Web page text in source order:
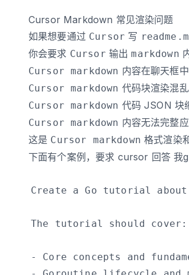
Cursor Markdown 常见渲染问题
如果想要通过 Cursor 写
你会要求 Cursor 输出markdown
Cursor markdown 内容在聊天框
Cursor markdown 代码块渲染混乱
Cursor markdown 代码 JSON 块
Cursor markdown 内容无法完整
这是 Cursor markdown 格式渲染
下面有个案例，要求 cursor 回答 我